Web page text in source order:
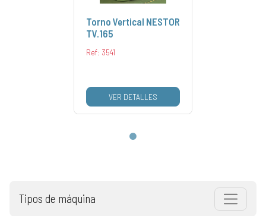
Tipos de máquina
Torno Vertical NESTOR
TV.165
Ref: 3541
VER DETALLES